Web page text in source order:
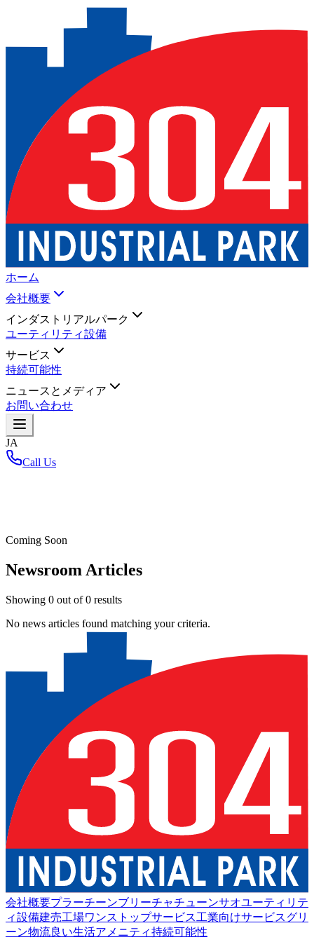
ホーム
会社概要
インダストリアルパーク
ユーティリティ設備
サービス
持続可能性
ニュースとメディア
お問い合わせ
JA
Call Us
Coming Soon
Newsroom Articles
Showing 0 out of0 results
No news articles found matching your criteria.
会社概要プラーチーンブリーチャチューンサオユーティリテ
ィ設備建売工場ワンストップサービス工業向けサービスグリ
ーン物流良い生活アメニティ持続可能性